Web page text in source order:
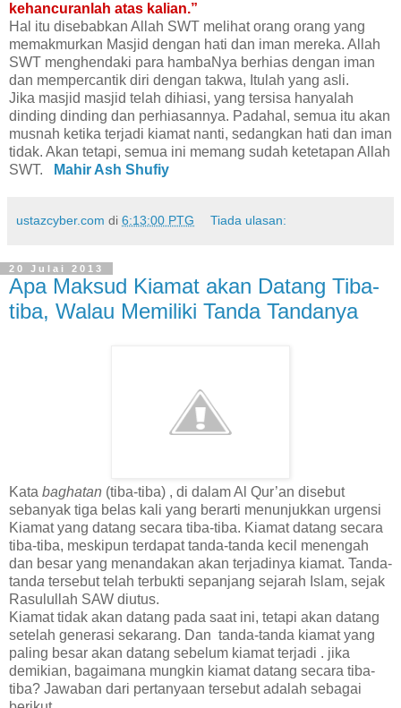
kehancuranlah atas kalian.”
Hal itu disebabkan Allah SWT melihat orang orang yang
memakmurkan Masjid dengan hati dan iman mereka. Allah
SWT menghendaki para hambaNya berhias dengan iman
dan mempercantik diri dengan takwa, Itulah yang asli.
Jika masjid masjid telah dihiasi, yang tersisa hanyalah
dinding dinding dan perhiasannya. Padahal, semua itu akan
musnah ketika terjadi kiamat nanti, sedangkan hati dan iman
tidak. Akan tetapi, semua ini memang sudah ketetapan Allah
SWT.
Mahir Ash Shufiy
ustazcyber.com di 6:13:00 PTG Tiada ulasan:
20 Julai 2013
Apa Maksud Kiamat akan Datang Tiba-
tiba, Walau Memiliki Tanda Tandanya
Kata baghatan (tiba-tiba) , di dalam Al Qur’an disebut
sebanyak tiga belas kali yang berarti menunjukkan urgensi
Kiamat yang datang secara tiba-tiba. Kiamat datang secara
tiba-tiba, meskipun terdapat tanda-tanda kecil menengah
dan besar yang menandakan akan terjadinya kiamat. Tanda-
tanda tersebut telah terbukti sepanjang sejarah Islam, sejak
Rasulullah SAW diutus.
Kiamat tidak akan datang pada saat ini, tetapi akan datang
setelah generasi sekarang. Dan tanda-tanda kiamat yang
paling besar akan datang sebelum kiamat terjadi . jika
demikian, bagaimana mungkin kiamat datang secara tiba-
tiba? Jawaban dari pertanyaan tersebut adalah sebagai